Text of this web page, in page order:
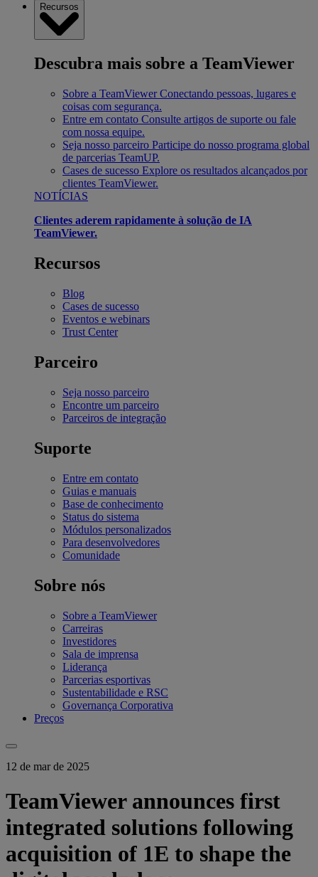
Recursos
Descubra mais sobre a TeamViewer
Sobre a TeamViewer Conectando pessoas, lugares e
coisas com segurança.
Entre em contato Consulte artigos de suporte ou fale
com nossa equipe.
Seja nosso parceiro Participe do nosso programa global
de parcerias TeamUP.
Cases de sucesso Explore os resultados alcançados por
clientes TeamViewer.
NOTÍCIAS
Clientes aderem rapidamente à solução de IA
TeamViewer.
Recursos
Blog
Cases de sucesso
Eventos e webinars
Trust Center
Parceiro
Seja nosso parceiro
Encontre um parceiro
Parceiros de integração
Suporte
Entre em contato
Guias e manuais
Base de conhecimento
Status do sistema
Módulos personalizados
Para desenvolvedores
Comunidade
Sobre nós
Sobre a TeamViewer
Carreiras
Investidores
Sala de imprensa
Liderança
Parcerias esportivas
Sustentabilidade e RSC
Governança Corporativa
Preços
12 de mar de 2025
TeamViewer announces first
integrated solutions following
acquisition of 1E to shape the